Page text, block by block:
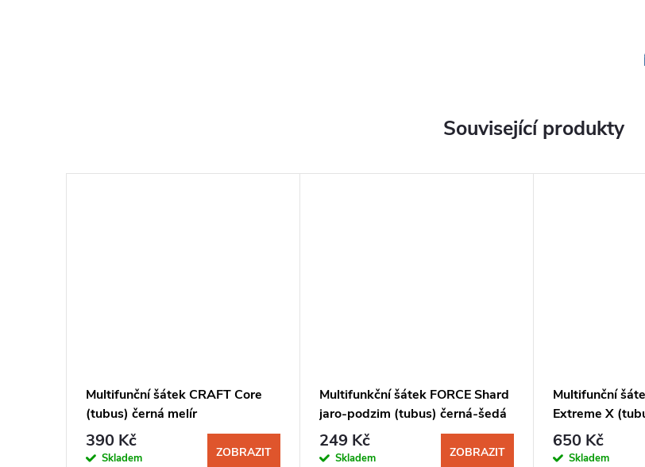
Související produkty
Multifunční šátek CRAFT Core
(tubus) černá melír
390 Kč
Skladem ZOBRAZIT
Multifunkční šátek FORCE Shard
jaro-podzim (tubus) černá-šedá
249 Kč
Skladem ZOBRAZIT
Multifunční
Extreme X
650 Kč
Skladem